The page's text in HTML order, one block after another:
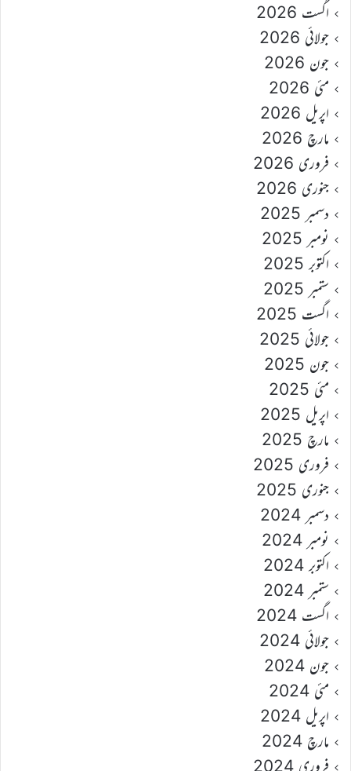
اگست 2026
جولائی 2026
جون 2026
مئی 2026
اپریل 2026
مارچ 2026
فروری 2026
جنوری 2026
دسمبر 2025
نومبر 2025
اکتوبر 2025
ستمبر 2025
اگست 2025
جولائی 2025
جون 2025
مئی 2025
اپریل 2025
مارچ 2025
فروری 2025
جنوری 2025
دسمبر 2024
نومبر 2024
اکتوبر 2024
ستمبر 2024
اگست 2024
جولائی 2024
جون 2024
مئی 2024
اپریل 2024
مارچ 2024
فروری 2024